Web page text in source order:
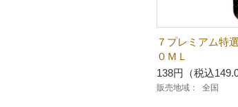
７プレミアム特
０ＭＬ
138円（税込
販売地域： 全国